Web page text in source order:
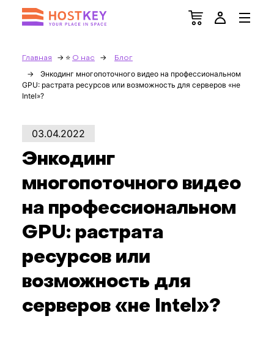
Главная О нас Блог
Энкодинг многопоточного видео на профессиональном
GPU: растрата ресурсов или возможность для серверов «не
Intel»?
03.04.2022
Энкодинг
многопоточного видео
на профессиональном
GPU: растрата
ресурсов или
возможность для
серверов «не Intel»?